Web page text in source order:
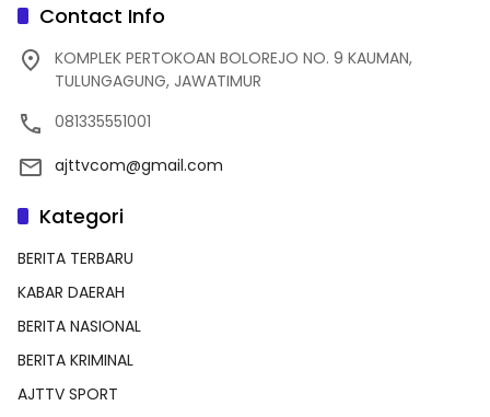
Contact Info
KOMPLEK PERTOKOAN BOLOREJO NO. 9 KAUMAN,
TULUNGAGUNG, JAWATIMUR
081335551001
ajttvcom@gmail.com
Kategori
BERITA TERBARU
KABAR DAERAH
BERITA NASIONAL
BERITA KRIMINAL
AJTTV SPORT